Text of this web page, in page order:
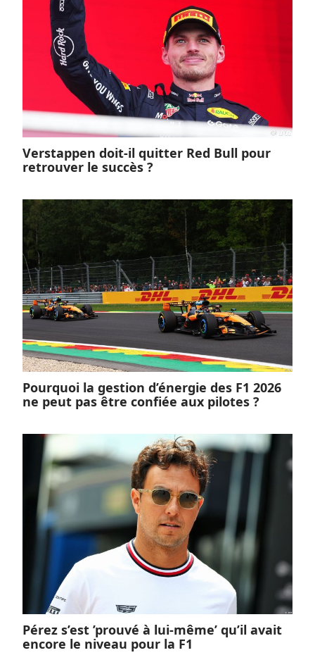
Verstappen doit-il quitter Red Bull pour
retrouver le succès ?
Pourquoi la gestion d’énergie des F1 2026
ne peut pas être confiée aux pilotes ?
Pérez s’est ’prouvé à lui-même’ qu’il avait
encore le niveau pour la F1